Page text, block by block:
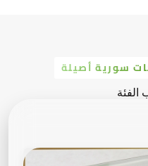
سورية أصيلة